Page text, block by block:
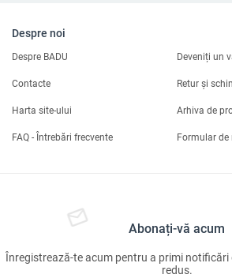
Despre noi
Despre BADU Deveniți un
Contacte Retur și
Harta site-ului Arhiva de
FAQ - Întrebări frecvente Formular
Abonați-vă acum
Înregistrează-te acum pentru a primi notificări
redus.